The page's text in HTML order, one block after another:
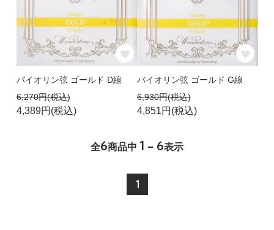
バイオリン弦 ゴールド D線
6,270円(税込)
4,389円(税込)
バイオリン弦 ゴールド G線
6,930円(税込)
4,851円(税込)
全6商品中 1 - 6表示
1